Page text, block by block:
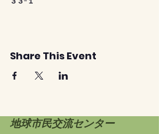
Share This Event
地球市民交流センター